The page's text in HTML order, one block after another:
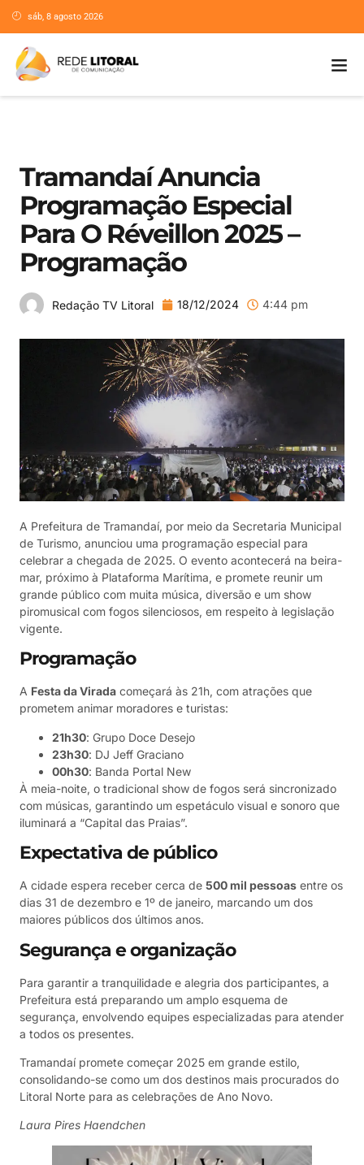
sáb, 8 agosto 2026
Tramandaí Anuncia
Programação Especial
Para O Réveillon 2025 –
Programação
Redação TV Litoral 18/12/2024 4:44 pm
A Prefeitura de Tramandaí, por meio da Secretaria Municipal
de Turismo, anunciou uma programação especial para
celebrar a chegada de 2025. O evento acontecerá na beira-
mar, próximo à Plataforma Marítima, e promete reunir um
grande público com muita música, diversão e um show
piromusical com fogos silenciosos, em respeito à legislação
vigente.
Programação
A Festa da Virada começará às 21h, com atrações que
prometem animar moradores e turistas:
21h30: Grupo Doce Desejo
23h30: DJ Jeff Graciano
00h30: Banda Portal New
À meia-noite, o tradicional show de fogos será sincronizado
com músicas, garantindo um espetáculo visual e sonoro que
iluminará a “Capital das Praias”.
Expectativa de público
A cidade espera receber cerca de 500 mil pessoas entre os
dias 31 de dezembro e 1º de janeiro, marcando um dos
maiores públicos dos últimos anos.
Segurança e organização
Para garantir a tranquilidade e alegria dos participantes, a
Prefeitura está preparando um amplo esquema de
segurança, envolvendo equipes especializadas para atender
a todos os presentes.
Tramandaí promete começar 2025 em grande estilo,
consolidando-se como um dos destinos mais procurados do
Litoral Norte para as celebrações de Ano Novo.
Laura Pires Haendchen